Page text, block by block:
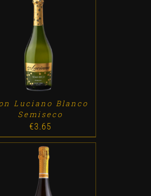
ADD TO CART /
Luciano Blanco
Semiseco
€3.65